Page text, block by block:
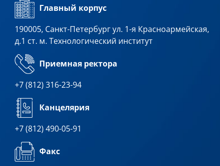
Главный корпус
190005, Санкт-Петербург ул. 1-я Красноармейская,
д.1 ст. м. Технологический институт
Приемная ректора
+7 (812) 316-23-94
Канцелярия
+7 (812) 490-05-91
Факс